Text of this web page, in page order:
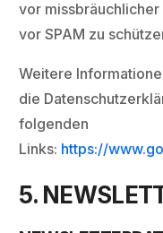
vor
vor SPAM zu
Weitere
die
folgenden
Links: https://
5.